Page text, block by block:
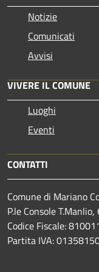
Notizie
Comunicati
Avvisi
VIVERE IL COMUNE
Luoghi
Eventi
CONTATTI
Comune di Mariano
P.le Console
Codice Fiscale:
Partita IVA: